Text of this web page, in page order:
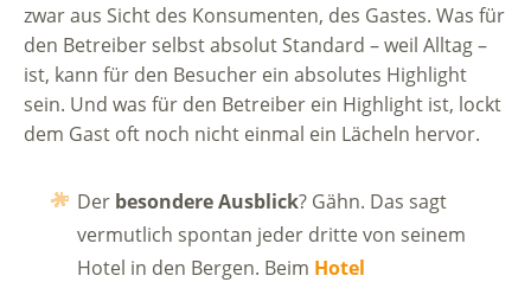
zwar aus Sicht des Konsumenten, des Gastes. Was für
den Betreiber selbst absolut Standard – weil Alltag –
ist, kann für den Besucher ein absolutes Highlight
sein. Und was für den Betreiber ein Highlight ist, lockt
dem Gast oft noch nicht einmal ein Lächeln hervor.
Der besondere Ausblick? Gähn. Das sagt
vermutlich spontan jeder dritte von seinem
Hotel in den Bergen. Beim Hotel